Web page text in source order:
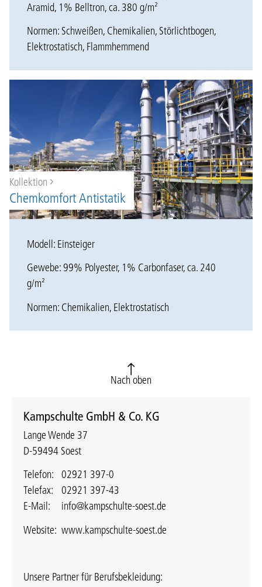
Aramid, 1% Belltron, ca. 380 g/m²
Normen: Schweißen, Chemikalien, Störlichtbogen,
Elektrostatisch, Flammhemmend
Kollektion
Chemkomfort Antistatik
Modell: Einsteiger
Gewebe: 99% Polyester, 1% Carbonfaser, ca. 240
g/m²
Normen: Chemikalien, Elektrostatisch
Nach oben
Kampschulte GmbH & Co. KG
Lange Wende 37
D-59494 Soest
Telefon:
02921 397-0
Telefax:
02921 397-43
E-Mail:
info@kampschulte-soest.de
Website: www.kampschulte-soest.de
Unsere Partner für Berufsbekleidung: